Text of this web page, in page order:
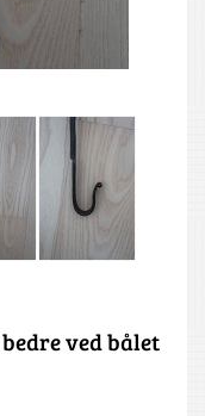
ved bålet